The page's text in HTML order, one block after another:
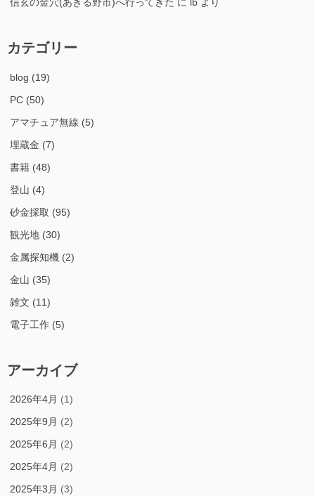
カテゴリー
blog (19)
PC (50)
アマチュア無線 (5)
埋蔵金 (7)
書籍 (48)
登山 (4)
砂金採取 (95)
観光地 (30)
金属探知機 (2)
金山 (35)
雑文 (11)
電子工作 (5)
アーカイブ
2026年4月 (1)
2025年9月 (2)
2025年6月 (2)
2025年4月 (2)
2025年3月 (3)